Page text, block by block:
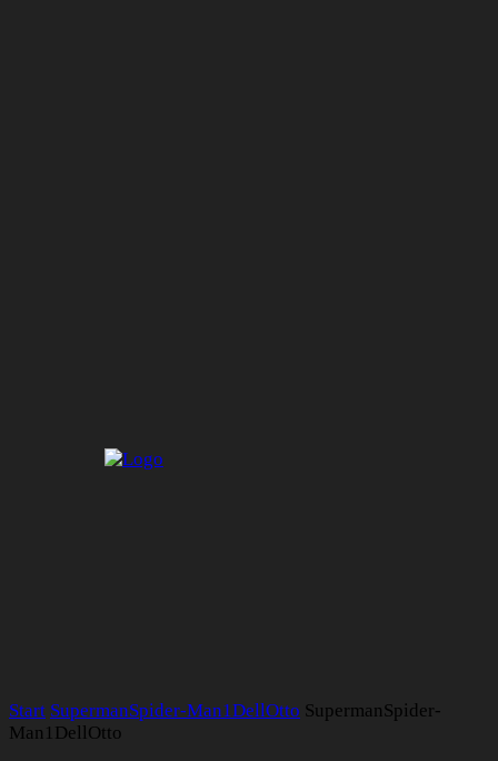
Start SupermanSpider-Man1DellOtto SupermanSpider-
Man1DellOtto